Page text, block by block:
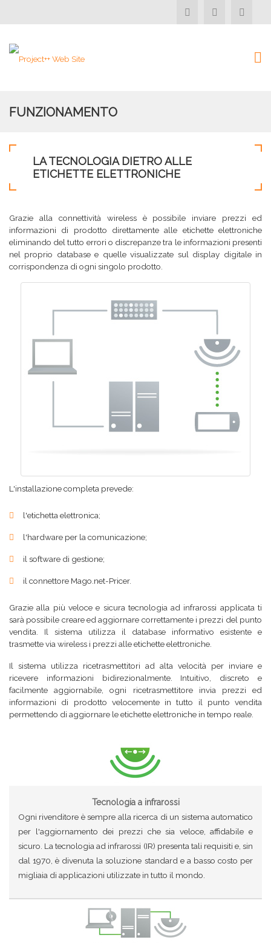
FUNZIONAMENTO
LA TECNOLOGIA DIETRO ALLE
ETICHETTE ELETTRONICHE
Grazie alla connettività wireless è possibile inviare prezzi ed
informazioni di prodotto direttamente alle etichette elettroniche
eliminando del tutto errori o discrepanze tra le informazioni presenti
nel proprio database e quelle visualizzate sul display digitale in
corrispondenza di ogni singolo prodotto.
L'installazione completa prevede:
l'etichetta elettronica;
l'hardware per la comunicazione;
il software di gestione;
il connettore Mago.net-Pricer.
Grazie alla più veloce e sicura tecnologia ad infrarossi applicata ti
sarà possibile creare ed aggiornare correttamente i prezzi del punto
vendita. Il sistema utilizza il database informativo esistente e
trasmette via wireless i prezzi alle etichette elettroniche.
Il sistema utilizza ricetrasmettitori ad alta velocità per inviare e
ricevere informazioni bidirezionalmente. Intuitivo, discreto e
facilmente aggiornabile, ogni ricetrasmettitore invia prezzi ed
informazioni di prodotto velocemente in tutto il punto vendita
permettendo di aggiornare le etichette elettroniche in tempo reale.
Tecnologia a infrarossi
Ogni rivenditore è sempre alla ricerca di un sistema automatico
per l'aggiornamento dei prezzi che sia veloce, affidabile e
sicuro. La tecnologia ad infrarossi (IR) presenta tali requisiti e, sin
dal 1970, è divenuta la soluzione standard e a basso costo per
migliaia di applicazioni utilizzate in tutto il mondo.